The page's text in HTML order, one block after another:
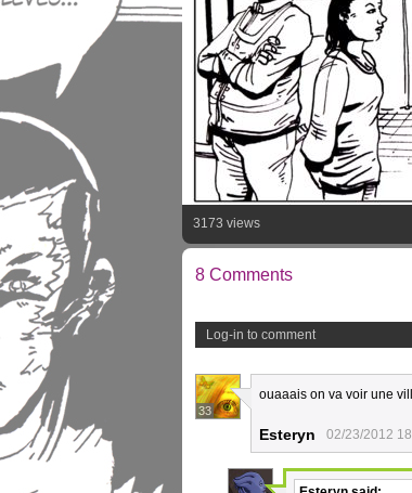
3173 views
8 Comments
Log-in to comment
33
ouaaais on va voir une
Esteryn 02/23/2012